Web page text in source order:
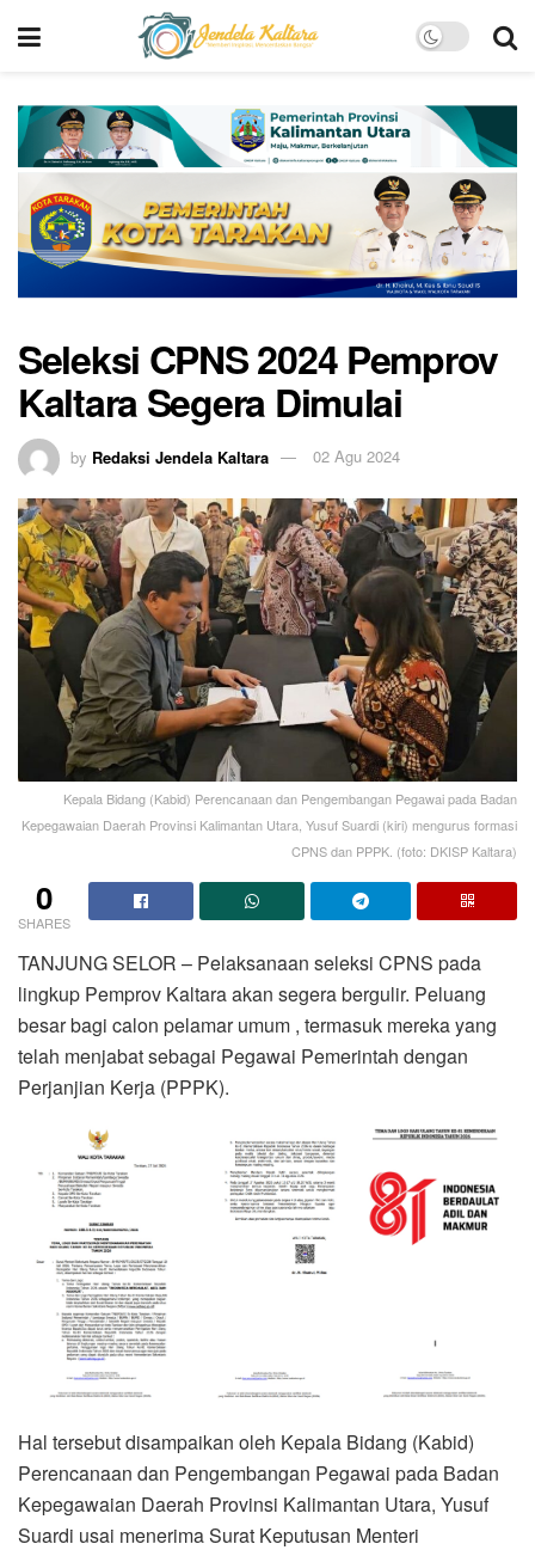
Seleksi CPNS 2024 Pemprov
Kaltara Segera Dimulai
by Redaksi Jendela Kaltara 02 Agu 2024
Kepala Bidang (Kabid) Perencanaan dan Pengembangan Pegawai pada Badan
Kepegawaian Daerah Provinsi Kalimantan Utara, Yusuf Suardi (kiri) mengurus formasi
CPNS dan PPPK. (foto: DKISP Kaltara)
0
SHARES
TANJUNG SELOR – Pelaksanaan seleksi CPNS pada
lingkup Pemprov Kaltara akan segera bergulir. Peluang
besar bagi calon pelamar umum , termasuk mereka yang
telah menjabat sebagai Pegawai Pemerintah dengan
Perjanjian Kerja (PPPK).
Hal tersebut disampaikan oleh Kepala Bidang (Kabid)
Perencanaan dan Pengembangan Pegawai pada Badan
Kepegawaian Daerah Provinsi Kalimantan Utara, Yusuf
Suardi usai menerima Surat Keputusan Menteri